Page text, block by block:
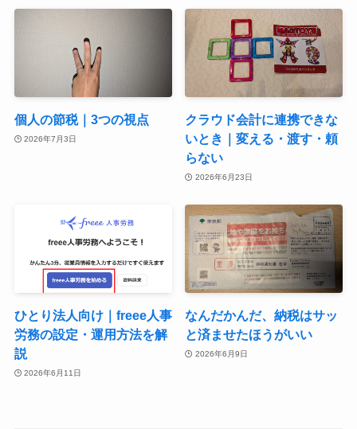
個人の節税｜3つの視点
2026年7月3日
クラウド会計に連携できな
いとき｜変える・渡す・頼
らない
2026年6月23日
ひとり法人向け｜freee人事
労務の設定・運用方法を解
説
2026年6月11日
なんだかんだ、納税はサッ
と済ませたほうがいい
2026年6月9日